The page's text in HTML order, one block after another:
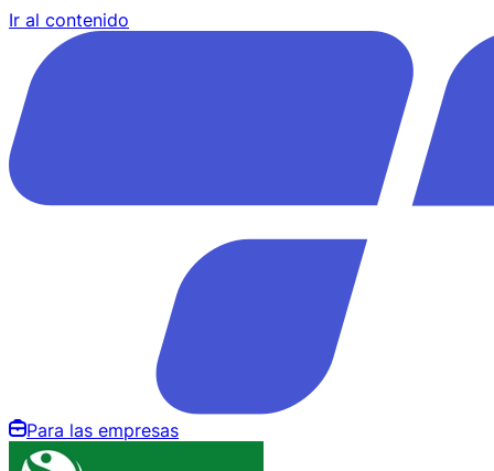
Ir al contenido
Para las empresas